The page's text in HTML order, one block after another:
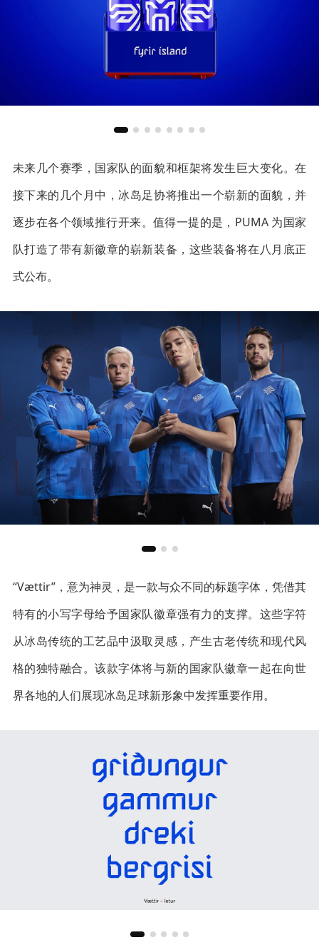
未来几个赛季，国家队的面貌和框架将发生巨大变化。在
接下来的几个月中，冰岛足协将推出一个崭新的面貌，并
逐步在各个领域推行开来。值得一提的是，PUMA 为国家
队打造了带有新徽章的崭新装备，这些装备将在八月底正
式公布。
“Vættir”，意为神灵，是一款与众不同的标题字体，凭借其
特有的小写字母给予国家队徽章强有力的支撑。这些字符
从冰岛传统的工艺品中汲取灵感，产生古老传统和现代风
格的独特融合。该款字体将与新的国家队徽章一起在向世
界各地的人们展现冰岛足球新形象中发挥重要作用。